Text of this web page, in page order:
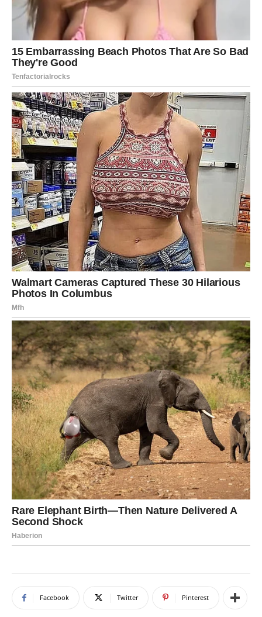
Facebook Twitter Pinterest